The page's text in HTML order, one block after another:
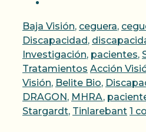
Categorías
Baja Visión, ceguera,
Discapacidad ,
Investigación, pacientes,
Tratamientos Etiquetas
Acción
Visión, Belite Bio,
DRAGON , MHRA,
Stargardt, Tinlarebant 1